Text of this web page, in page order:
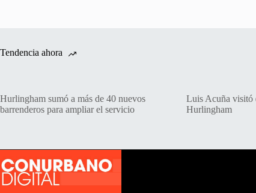
Tendencia ahora
Hurlingham sumó a más de 40 nuevos
barrenderos para ampliar el servicio
Luis Acuña visitó
Hurlingham